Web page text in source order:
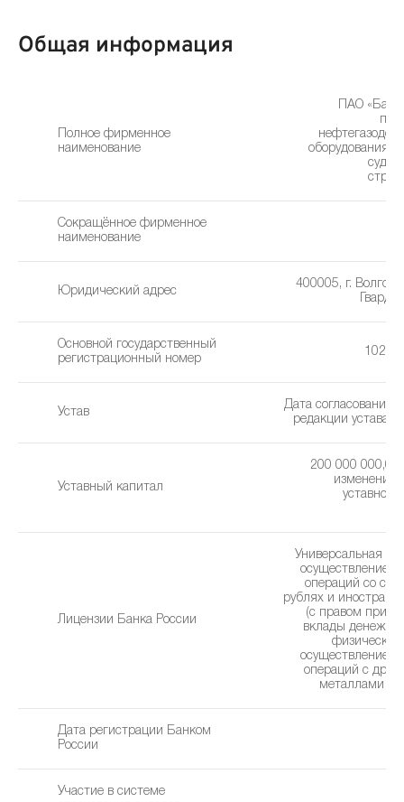
Общая информация
Полное фирменное
наименование
ПАО
оборудования,
Сокращённое фирменное
наименование
Юридический адрес
400005, г.
Основной государственный
регистрационный номер
Устав
Дата согласования
редакции устава:
Уставный капитал
200 000 000,00
изменения
уставного
Лицензии Банка России
Универсальная
осуществление
операций со
рублях и
(с правом
вклады
осуществление
операций с
металлами
Дата регистрации Банком
России
Участие в системе